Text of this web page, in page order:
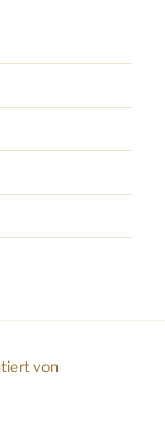
von